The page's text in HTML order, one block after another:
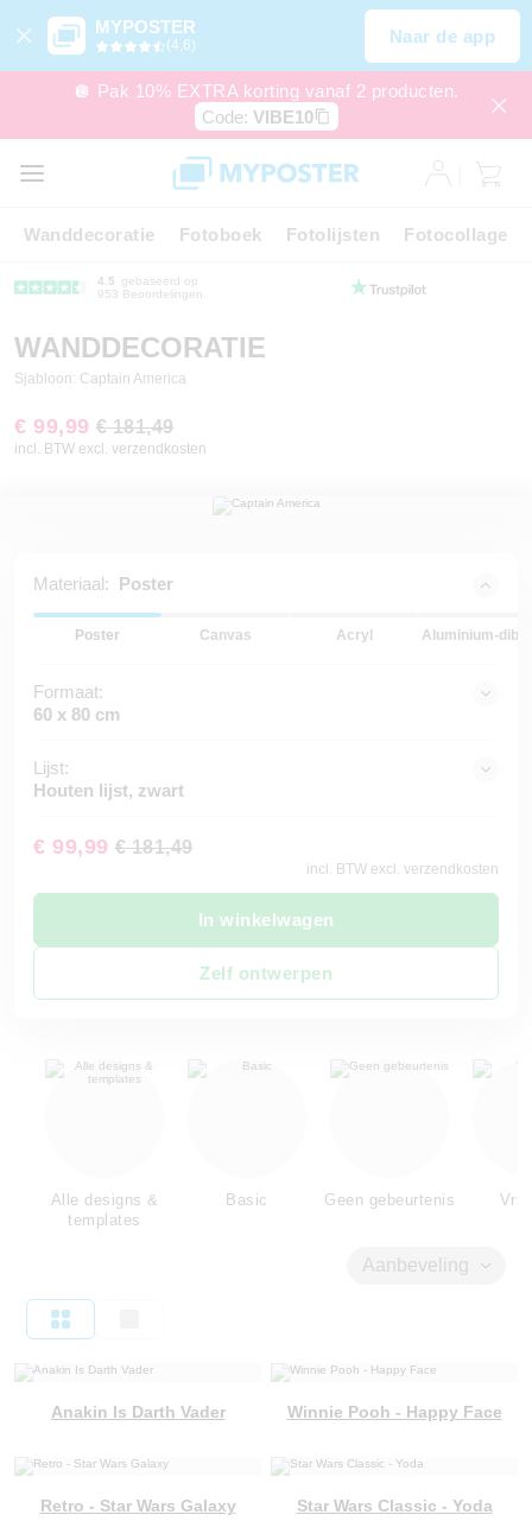
MYPOSTER
(4,6) Naar de app
🪩 Pak 10% EXTRA korting vanaf 2 producten.
Code: VIBE10
Wanddecoratie Fotoboek Fotolijsten Fotocollage
4.5
gebaseerd op
953 Beoordelingen
WANDDECORATIE
Sjabloon: Captain America
€ 99,99 € 181,49
incl. BTW excl. verzendkosten
Materiaal: Poster
Poster Canvas Acryl Aluminium-
Formaat:
60 x 80 cm
Lijst:
Houten lijst, zwart
€ 99,99 € 181,49
incl. BTW excl. verzendkosten
In winkelwagen
Zelf ontwerpen
Alle designs &
templates
Basic Geen gebeurtenis
Aanbeveling
Anakin Is Darth Vader Winnie Pooh - Happy Face
Retro - Star Wars Galaxy Star Wars Classic - Yoda